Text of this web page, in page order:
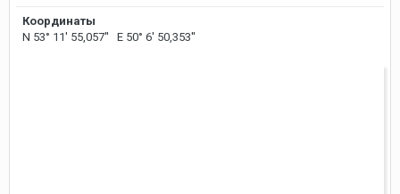
Координаты
N 53° 11' 55,057'' E 50° 6' 50,353''